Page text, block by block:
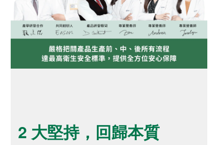
2 大堅持，回歸本質